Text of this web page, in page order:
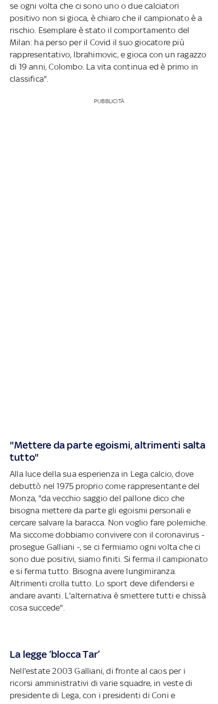
se ogni volta che ci sono uno o due calciatori
positivo non si gioca, è chiaro che il campionato è a
rischio. Esemplare è stato il comportamento del
Milan: ha perso per il Covid il suo giocatore più
rappresentativo, Ibrahimovic, e gioca con un ragazzo
di 19 anni, Colombo. La vita continua ed è primo in
classifica".
PUBBLICITÀ
"Mettere da parte egoismi, altrimenti salta
tutto"
Alla luce della sua esperienza in Lega calcio, dove
debuttò nel 1975 proprio come rappresentante del
Monza, "da vecchio saggio del pallone dico che
bisogna mettere da parte gli egoismi personali e
cercare salvare la baracca. Non voglio fare polemiche.
Ma siccome dobbiamo convivere con il coronavirus -
prosegue Galliani -, se ci fermiamo ogni volta che ci
sono due positivi, siamo finiti. Si ferma il campionato
e si ferma tutto. Bisogna avere lungimiranza.
Altrimenti crolla tutto. Lo sport deve difendersi e
andare avanti. L'alternativa è smettere tutti e chissà
cosa succede".
La legge ‘blocca Tar’
Nell'estate 2003 Galliani, di fronte al caos per i
ricorsi amministrativi di varie squadre, in veste di
presidente di Lega, con i presidenti di Coni e